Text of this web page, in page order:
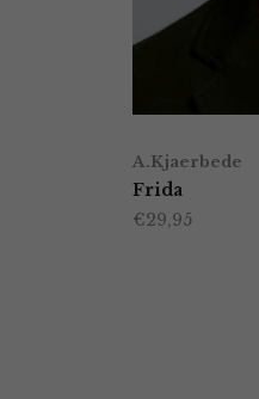
A.Kjaerbede
Frida
€29,95